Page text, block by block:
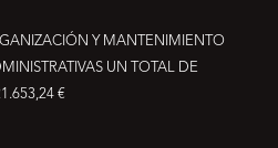
RESERVA YA TU PRODUCTO
Y MANTENIMIENTO
UN TOTAL DE
€